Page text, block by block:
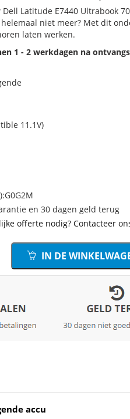
Latitude E7440 Ultrabook
niet meer? Met dit
laten werken.
1 - 2 werkdagen na
11.1V)
en 30 dagen geld terug
offerte nodig? Contacteer
IN DE
accu